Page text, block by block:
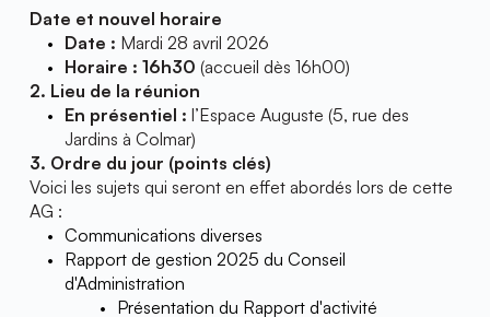
Date et nouvel horaire
Date : Mardi 28 avril 2026
Horaire : 16h30 (accueil dès 16h00)
2. Lieu de la réunion
En présentiel : l’Espace Auguste (5, rue des
Jardins à Colmar)
3. Ordre du jour (points clés)
Voici les sujets qui seront en effet abordés lors de cette
AG :
Communications diverses
Rapport de gestion 2025 du Conseil
d'Administration
Présentation du Rapport d'activité